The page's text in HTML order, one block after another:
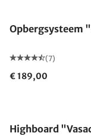
Opbergsysteem
(7)
€ 189,00
Highboard